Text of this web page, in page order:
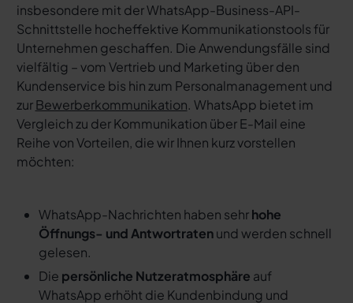
insbesondere mit der WhatsApp-Business-API-
Schnittstelle hocheffektive Kommunikationstools für
Unternehmen geschaffen. Die Anwendungsfälle sind
vielfältig – vom Vertrieb und Marketing über den
Kundenservice bis hin zum Personalmanagement und
zurBewerberkommunikation. WhatsApp bietet im
Vergleich zu der Kommunikation über E-Mail eine
Reihe von Vorteilen, die wir Ihnen kurz vorstellen
möchten:
WhatsApp-Nachrichten haben sehrhohe
Öffnungs- und Antwortratenund werden schnell
gelesen.
Die persönliche Nutzeratmosphäre auf
WhatsApp erhöht die Kundenbindung und